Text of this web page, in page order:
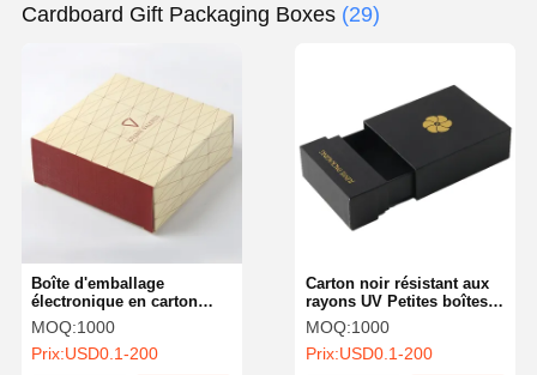
Cardboard Gift Packaging Boxes (29)
Boîte d'emballage
électronique en carton
Résistance aux chocs
pour les produits
numériques 3C
MOQ:1000
Prix:USD0.1-200
Carton noir résistant aux
rayons UV Petites boîtes
cadeaux en carton à retirer
Pratique et légère
MOQ:1000
Prix:USD0.1-200